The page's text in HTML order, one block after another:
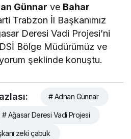
Günnar ve Bahar
Trabzon İl Başkanımız
Deresi Vadi Projesi’ni
Bölge Müdürümüz ve
şeklinde konuştu.
# Adnan Günnar
# Ağasar Deresi Vadi Projesi
zeki çabuk